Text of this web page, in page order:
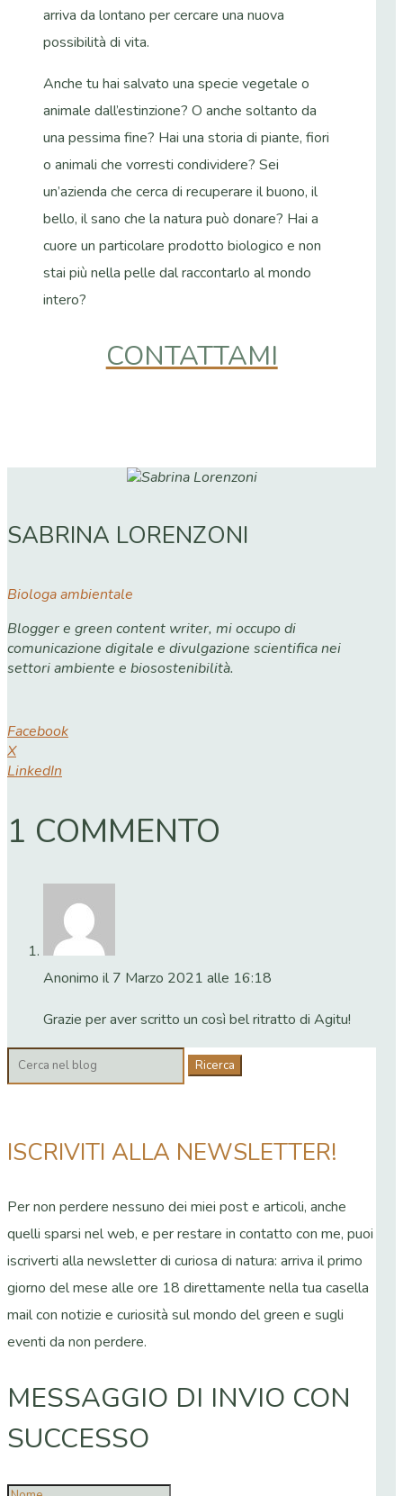
arriva da lontano per cercare una nuova
possibilità di vita.
Anche tu hai salvato una specie vegetale o
animale dall’estinzione? O anche soltanto da
una pessima fine? Hai una storia di piante, fiori
o animali che vorresti condividere? Sei
un’azienda che cerca di recuperare il buono, il
bello, il sano che la natura può donare? Hai a
cuore un particolare prodotto biologico e non
stai più nella pelle dal raccontarlo al mondo
intero?
CONTATTAMI
SABRINA LORENZONI
Biologa ambientale
Blogger e green content writer, mi occupo di
comunicazione digitale e divulgazione scientifica nei
settori ambiente e biosostenibilità.
Facebook
X
LinkedIn
1 COMMENTO
Anonimo il 7 Marzo 2021 alle 16:18
Grazie per aver scritto un così bel ritratto di Agitu!
Cerca:
ISCRIVITI ALLA NEWSLETTER!
Per non perdere nessuno dei miei post e articoli, anche
quelli sparsi nel web, e per restare in contatto con me, puoi
iscriverti alla newsletter di curiosa di natura: arriva il primo
giorno del mese alle ore 18 direttamente nella tua casella
mail con notizie e curiosità sul mondo del green e sugli
eventi da non perdere.
MESSAGGIO DI INVIO CON
SUCCESSO